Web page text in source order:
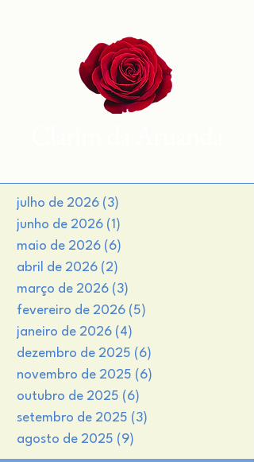
julho de 2026 (3)
junho de 2026 (1)
maio de 2026 (6)
abril de 2026 (2)
março de 2026 (3)
fevereiro de 2026 (5)
janeiro de 2026 (4)
dezembro de 2025 (6)
novembro de 2025 (6)
outubro de 2025 (6)
setembro de 2025 (3)
agosto de 2025 (9)